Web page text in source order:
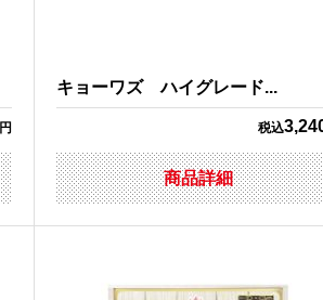
円
キョーワズ ハイグレード...
税込
商品詳細